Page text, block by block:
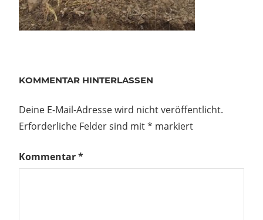
KOMMENTAR HINTERLASSEN
Deine E-Mail-Adresse wird nicht veröffentlicht.
Erforderliche Felder sind mit* markiert
Kommentar*